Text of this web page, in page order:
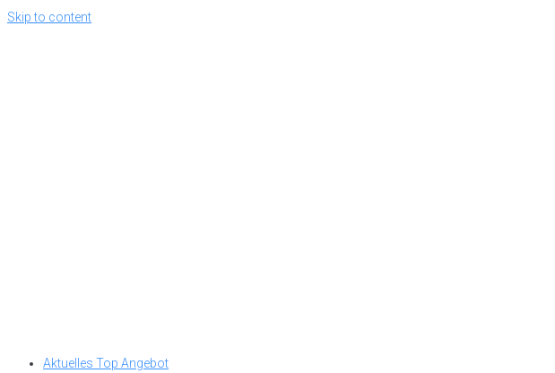
Skip to content
Aktuelles Top Angebot